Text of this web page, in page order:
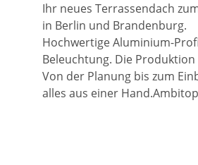
Ihr neues Terrassendach
in Berlin und Brandenburg.
Hochwertige Aluminium-
Beleuchtung. Die
Von der Planung bis zum
alles aus einer